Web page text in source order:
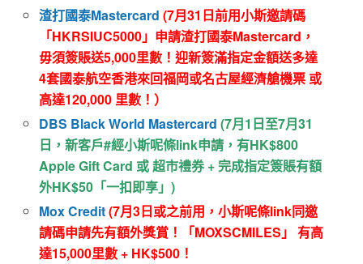
渣打國泰Mastercard (7月31日前用小斯邀請碼
「HKRSIUC5000」申請渣打國泰Mastercard，
毋須簽賬送5,000里數！迎新簽滿指定金額送多達
4套國泰航空香港來回福岡或名古屋經濟艙機票 或
高達120,000 里數！）
DBS Black World Mastercard (7月1日至7月31
日，新客戶#經小斯呢條link申請，有HK$800
Apple Gift Card 或 超市禮券 + 完成指定簽賬有額
外HK$50「一扣即享」)
Mox Credit(7月3日或之前用，小斯呢條link同邀
請碼申請先有額外獎賞！「MOXSCMILES」 有高
達15,000里數 + HK$500！